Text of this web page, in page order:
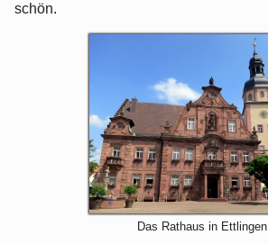
schön.
Das Rathaus in Ettlingen